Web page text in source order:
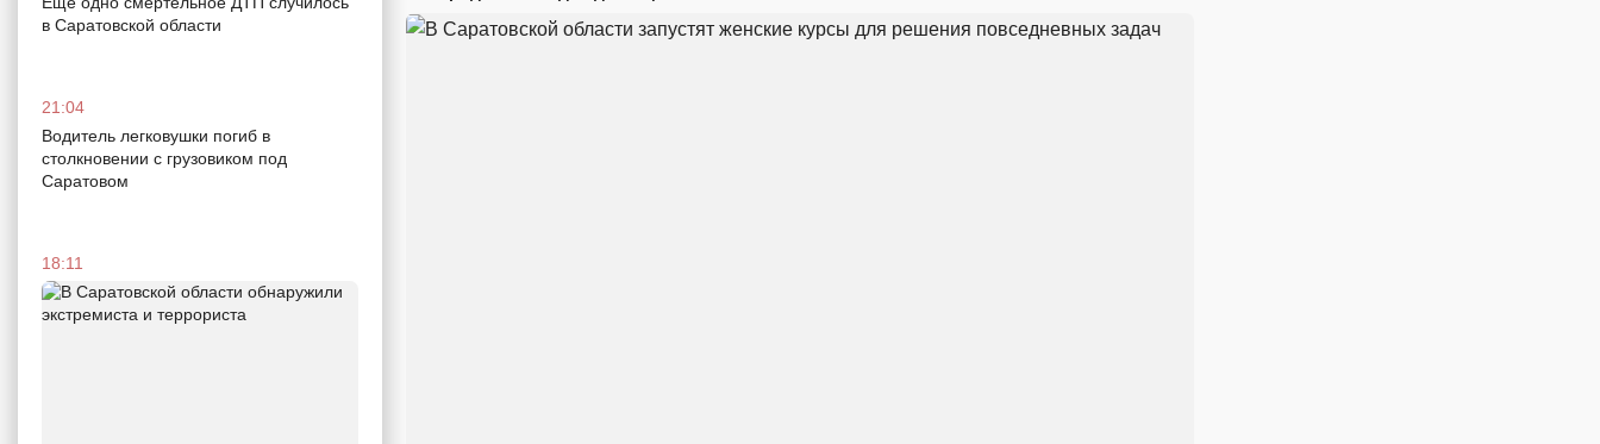
в Саратовской области
21:04
Водитель легковушки погиб в
столкновении с грузовиком под
Саратовом
18:11